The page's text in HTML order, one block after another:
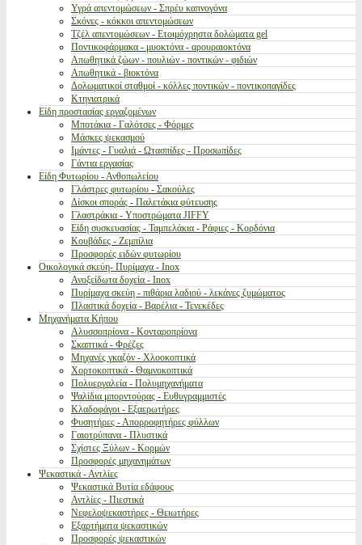
Υγρά απεντομώσεων - Σπρέυ καπνογόνα
Σκόνες - κόκκοι απεντομώσεων
Τζέλ απεντομώσεων - Ετοιμόχρηστα δολώματα gel
Ποντικοφάρμακα - μυοκτόνα - αρουραιοκτόνα
Απωθητικά ζώων - πουλιών - ποντικών - φιδιών
Απωθητικά - βιοκτόνα
Δολωματικοί σταθμοί - κόλλες ποντικών - ποντικοπαγίδες
Κτηνιατρικά
Είδη προστασίας εργαζομένων
Μποτάκια - Γαλότσες - Φόρμες
Μάσκες ψεκασμού
Ιμάντες - Γυαλιά - Ωτασπίδες - Προσωπίδες
Γάντια εργασίας
Είδη Φυτωρίου - Ανθοπωλείου
Γλάστρες φυτωρίου - Σακούλες
Δίσκοι σποράς - Παλετάκια φύτευσης
Γλαστράκια - Υποστρώματα JIFFY
Είδη συσκευασίας - Ταμπελάκια - Ράφιες - Κορδόνια
Κουβάδες - Ζεμπίλια
Προσφορές ειδών φυτωρίου
Οικολογικά σκεύη- Πυρίμαχα - Inox
Ανοξείδωτα δοχεία - Inox
Πυρίμαχα σκεύη - πιθάρια λαδιού - λεκάνες ζυμώματος
Πλαστικά δοχεία - Βαρέλια - Τενεκέδες
Μηχανήματα Κήπου
Αλυσσοπρίονα - Κονταροπρίονα
Σκαπτικά - Φρέζες
Μηχανές γκαζόν - Χλοοκοπτικά
Χορτοκοπτικά - Θαμνοκοπτικά
Πολυεργαλεία - Πολυμηχανήματα
Ψαλίδια μπορντούρας - Ευθυγραμμιστές
Κλαδοφάγοι - Εξαερωτήρες
Φυσητήρες - Απορροφητήρες φύλλων
Γαιοτρύπανα - Πλυστικά
Σχίστες Ξύλων - Κορμών
Προσφορές μηχανημάτων
Ψεκαστικά - Αντλίες
Ψεκαστικά Βυτία εδάφους
Αντλίες - Πιεστικά
Νεφελοψεκαστήρες - Θειωτήρες
Εξαρτήματα ψεκαστικών
Προσφορές ψεκαστικών